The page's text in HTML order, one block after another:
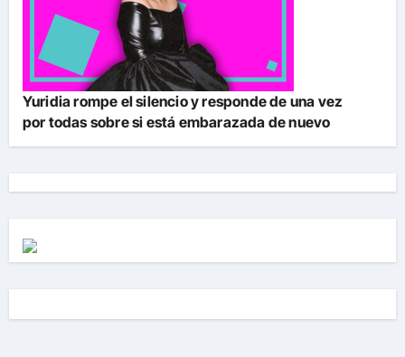
Yuridia rompe el silencio y responde de una vez
por todas sobre si está embarazada de nuevo